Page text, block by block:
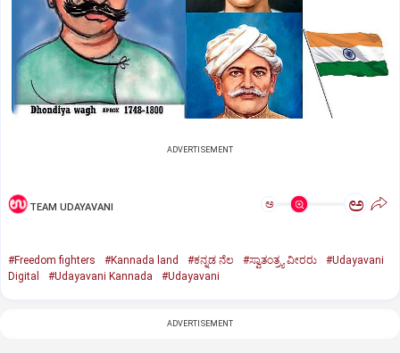
ADVERTISEMENT
TEAM UDAYAVANI ಅ ಅ
#Freedom fighters #Kannada land #ಕನ್ನಡ ನೆಲ #ಸ್ವಾತಂತ್ರ್ಯ ವೀರರು
#Udayavani
Digital
#Udayavani Kannada #Udayavani
ADVERTISEMENT